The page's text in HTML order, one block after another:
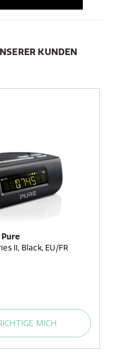
KUNDEN
Pure
II, Black, EU/FR
MICH